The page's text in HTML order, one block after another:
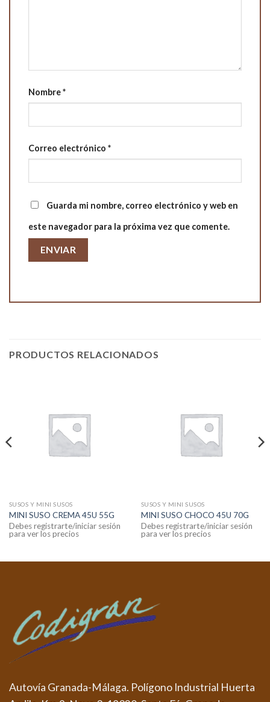
Nombre*
Correo electrónico *
Guarda mi nombre, correo electrónico y web en
este navegador para la próxima vez que comente.
PRODUCTOS RELACIONADOS
SUSOS Y MINI SUSOS
MINI SUSO CREMA 45U 55G
Debes registrarte/iniciar sesión
para ver los precios
SUSOS Y MINI SUSOS
MINI SUSO CHOCO 45U 70G
Debes registrarte/iniciar sesión
para ver los precios
Autovía Granada-Málaga. Polígono Industrial Huerta